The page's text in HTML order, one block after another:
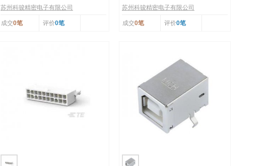
苏州科骏精密电子有限公司
成交0笔 评价0笔
苏州科骏精密电子有限公司
成交0笔 评价0笔